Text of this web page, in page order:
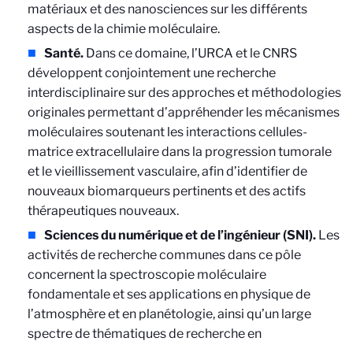
matériaux et des nanosciences sur les différents
aspects de la chimie moléculaire.
Santé. Dans ce domaine, l’URCA et le CNRS
développent conjointement une recherche
interdisciplinaire sur des approches et méthodologies
originales permettant d’appréhender les mécanismes
moléculaires soutenant les interactions cellules-
matrice extracellulaire dans la progression tumorale
et le vieillissement vasculaire, afin d’identifier de
nouveaux biomarqueurs pertinents et des actifs
thérapeutiques nouveaux.
Sciences du numérique et de l’ingénieur (SNI). Les
activités de recherche communes dans ce pôle
concernent la spectroscopie moléculaire
fondamentale et ses applications en physique de
l’atmosphère et en planétologie, ainsi qu’un large
spectre de thématiques de recherche en